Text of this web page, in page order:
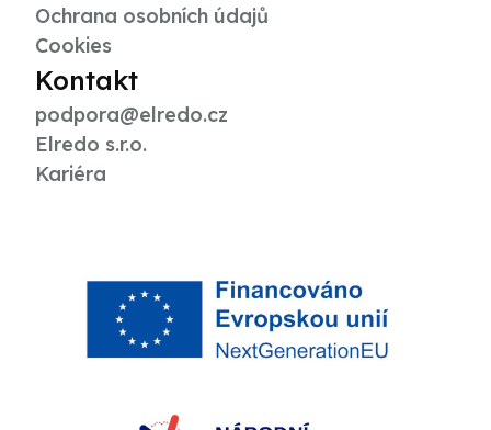
Ochrana osobních údajů
Cookies
Kontakt
podpora@elredo.cz
Elredo s.r.o.
Kariéra